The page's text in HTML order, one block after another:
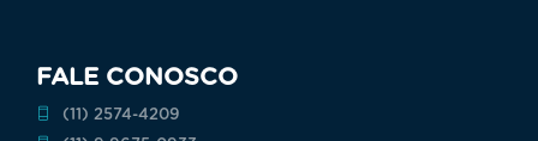
FALE CONOSCO
(11) 2574-4209